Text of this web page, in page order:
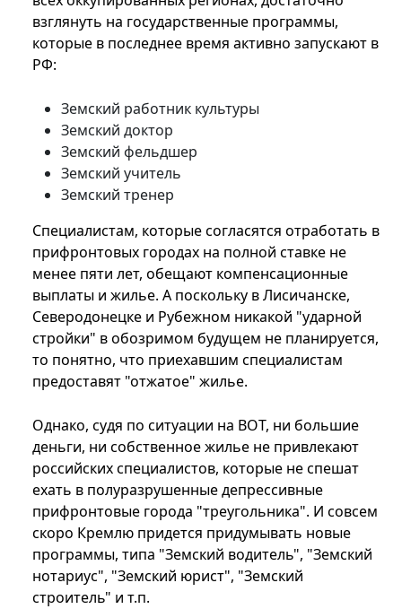
взглянуть на государственные программы,
которые в последнее время активно запускают в
РФ:
Земский работник культуры
Земский доктор
Земский фельдшер
Земский учитель
Земский тренер
Специалистам, которые согласятся отработать в
прифронтовых городах на полной ставке не
менее пяти лет, обещают компенсационные
выплаты и жилье. А поскольку в Лисичанске,
Северодонецке и Рубежном никакой "ударной
стройки" в обозримом будущем не планируется,
то понятно, что приехавшим специалистам
предоставят "отжатое" жилье.
Однако, судя по ситуации на ВОТ, ни большие
деньги, ни собственное жилье не привлекают
российских специалистов, которые не спешат
ехать в полуразрушенные депрессивные
прифронтовые города "треугольника". И совсем
скоро Кремлю придется придумывать новые
программы, типа "Земский водитель", "Земский
нотариус", "Земский юрист", "Земский
строитель" и т.п.